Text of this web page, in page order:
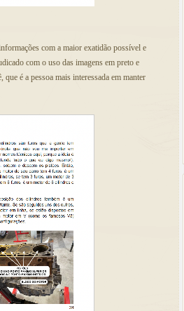
com a maior exatidão possível e
com o uso das imagens em preto e
é a pessoa mais interessada em manter